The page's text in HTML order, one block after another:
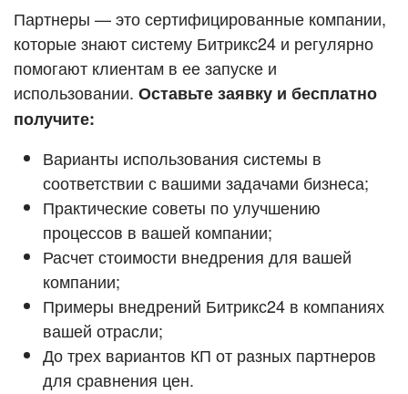
ВХОД
ВХОД
Кейсы партнёров
Смотреть видеокейсы
Партнеры — это сертифицированные компании,
которые знают систему Битрикс24 и регулярно
помогают клиентам в ее запуске и
использовании. Оставьте заявку и бесплатно
получите:
Варианты использования системы в
соответствии с вашими задачами бизнеса;
Практические советы по улучшению
процессов в вашей компании;
Расчет стоимости внедрения для вашей
компании;
Примеры внедрений Битрикс24 в компаниях
вашей отрасли;
До трех вариантов КП от разных партнеров
для сравнения цен.